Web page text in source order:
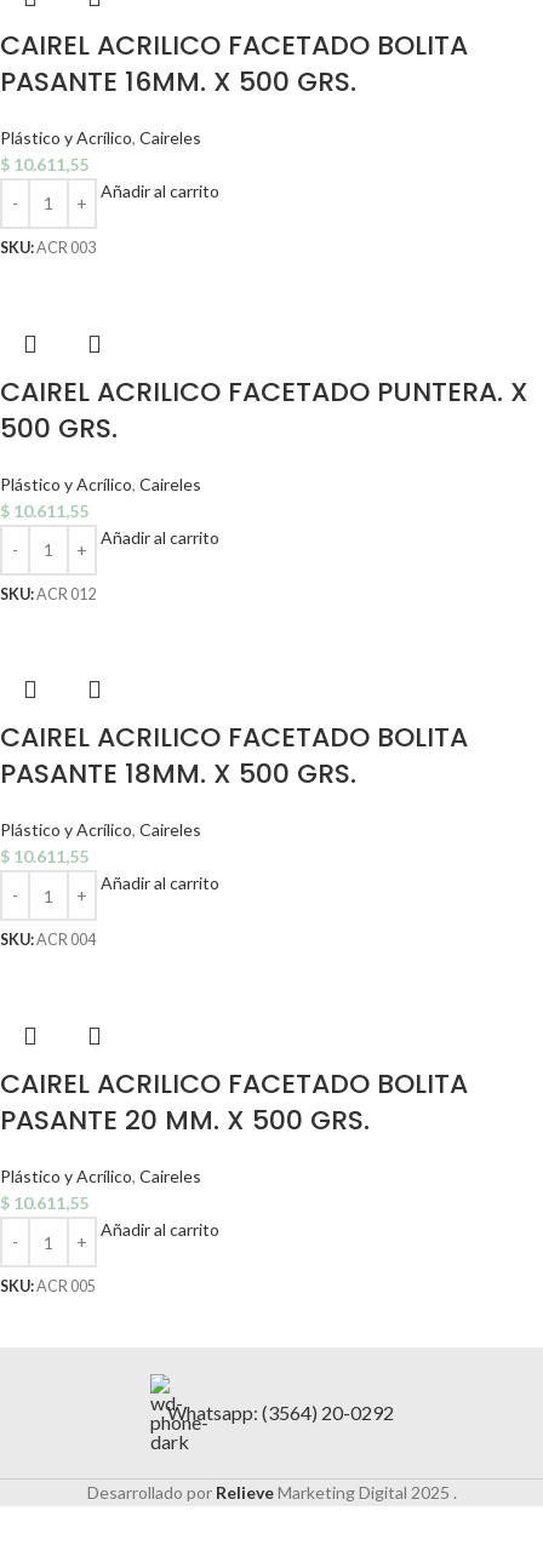
CAIREL ACRILICO FACETADO BOLITA
PASANTE 16MM. X 500 GRS.
Plástico y Acrílico, Caireles
$ 10.611,55
Añadir al carrito
SKU:ACR 003
CAIREL ACRILICO FACETADO PUNTERA. X
500 GRS.
Plástico y Acrílico, Caireles
$ 10.611,55
Añadir al carrito
SKU:ACR 012
CAIREL ACRILICO FACETADO BOLITA
PASANTE 18MM. X 500 GRS.
Plástico y Acrílico, Caireles
$ 10.611,55
Añadir al carrito
SKU:ACR 004
CAIREL ACRILICO FACETADO BOLITA
PASANTE 20 MM. X 500 GRS.
Plástico y Acrílico, Caireles
$ 10.611,55
Añadir al carrito
SKU:ACR 005
Whatsapp: (3564) 20-0292
Desarrollado por RelieveMarketing Digital 2025 .